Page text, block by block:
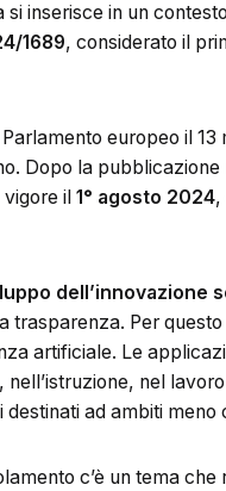
inserisce in un
1689, considerato il
europeo il
Dopo la
il 1° agosto 2024,
dell’innovazione
trasparenza. Per
artificiale. Le
nel
ad ambiti meno
c’è un tema